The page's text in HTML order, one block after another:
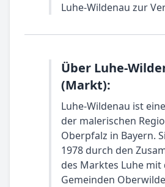
Luhe-Wildenau zur
Über Luhe-
(Markt):
Luhe-Wildenau ist
der malerischen
Oberpfalz in Bayern.
1978 durch den
des Marktes Luhe mit
Gemeinden